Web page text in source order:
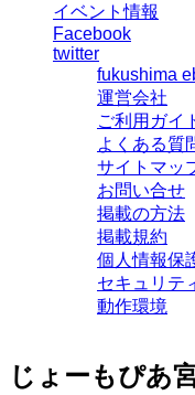
イベント情報
Facebook
twitter
fukushima
運営会社
ご利用ガイ
よくある質
サイトマッ
お問い合せ
掲載の方法
掲載規約
個人情報保
セキュリテ
動作環境
じょーもぴあ